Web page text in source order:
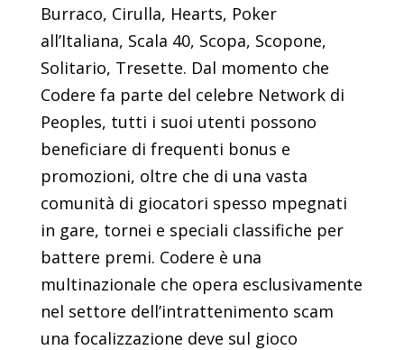
Burraco, Cirulla, Hearts, Poker
all’Italiana, Scala 40, Scopa, Scopone,
Solitario, Tresette. Dal momento che
Codere fa parte del celebre Network di
Peoples, tutti i suoi utenti possono
beneficiare di frequenti bonus e
promozioni, oltre che di una vasta
comunità di giocatori spesso mpegnati
in gare, tornei e speciali classifiche per
battere premi. Codere è una
multinazionale che opera esclusivamente
nel settore dell’intrattenimento scam
una focalizzazione deve sul gioco